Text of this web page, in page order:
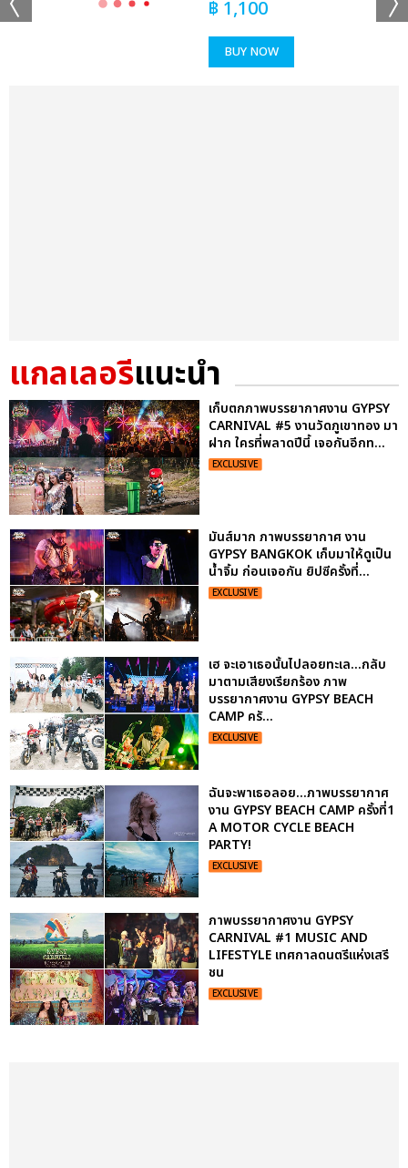
฿ 1,100
BUY NOW
แกลเลอรีแนะนำ
เก็บตกภาพบรรยากาศงาน GYPSY
CARNIVAL #5 งานวัดภูเขาทอง มา
ฝาก ใครที่พลาดปีนี้ เจอกันอีกท...
EXCLUSIVE
มันส์มาก ภาพบรรยากาศ งาน
GYPSY BANGKOK เก็บมาให้ดูเป็น
น้ำจิ้ม ก่อนเจอกัน ยิปซีครั้งที่...
EXCLUSIVE
เฮ จะเอาเธอนั้นไปลอยทะเล...กลับ
มาตามเสียงเรียกร้อง ภาพ
บรรยากาศงาน GYPSY BEACH
CAMP ครั...
EXCLUSIVE
ฉันจะพาเธอลอย...ภาพบรรยากาศ
งาน GYPSY BEACH CAMP ครั้งที่1
A MOTOR CYCLE BEACH
PARTY!
EXCLUSIVE
ภาพบรรยากาศงาน GYPSY
CARNIVAL #1 MUSIC AND
LIFESTYLE เทศกาลดนตรีแห่งเสรี
ชน
EXCLUSIVE